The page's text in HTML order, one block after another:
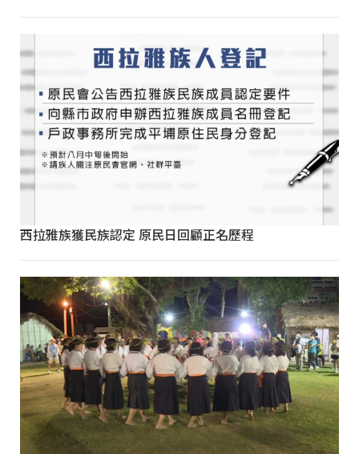
西拉雅族獲民族認定 原民日回顧正名歷程